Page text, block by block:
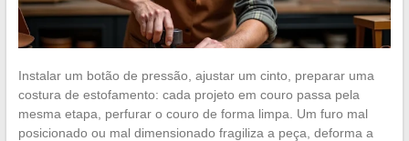
Instalar um botão de pressão, ajustar um cinto, preparar uma
costura de estofamento: cada projeto em couro passa pela
mesma etapa, perfurar o couro de forma limpa. Um furo mal
posicionado ou mal dimensionado fragiliza a peça, deforma a